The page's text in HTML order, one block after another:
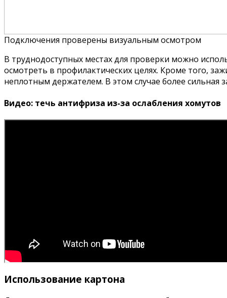
Подключения проверены визуальным осмотром
В труднодоступных местах для проверки можно
осмотреть в профилактических целях. Кроме того,
неплотным держателем. В этом случае более сильная
Видео: течь антифриза из-за ослабления хомутов
Использование картона